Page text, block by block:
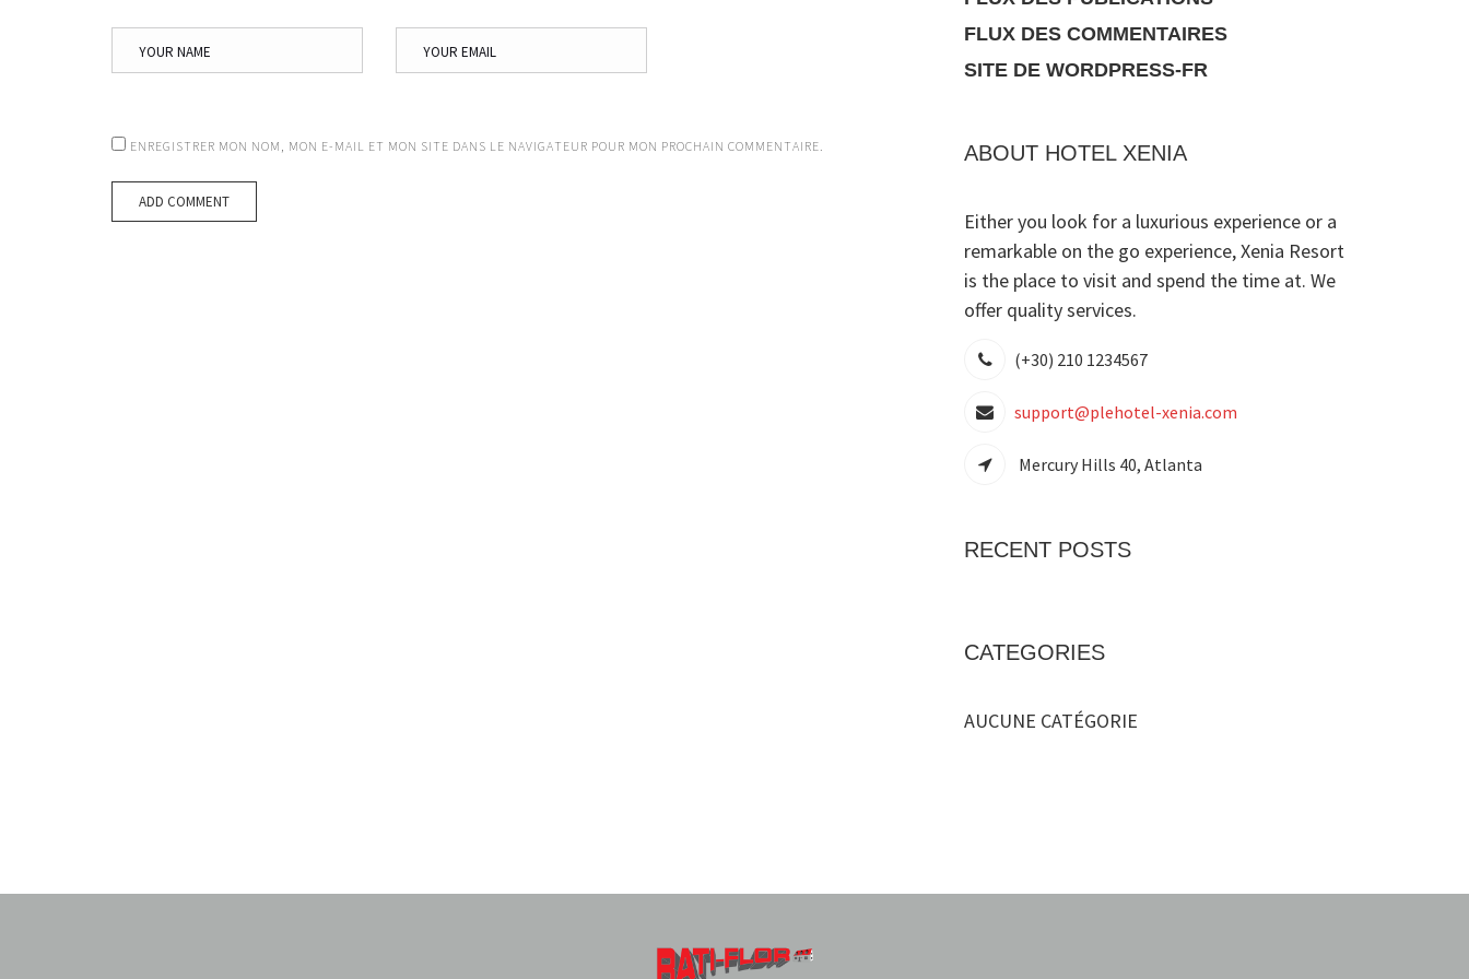
ENREGISTRER MON NOM, MON E-MAIL ET MON SITE DANS LE NAVIGATEUR POUR MON PROCHAIN COMMENTAIRE.
FLUX DES COMMENTAIRES
SITE DE WORDPRESS-FR
ABOUT HOTEL XENIA
Either you look for a luxurious experience or a
remarkable on the go experience, Xenia Resort
is the place to visit and spend the time at. We
offer quality services.
(+30) 210 1234567
support@plehotel-xenia.com
Mercury Hills 40, Atlanta
RECENT POSTS
CATEGORIES
AUCUNE CATÉGORIE